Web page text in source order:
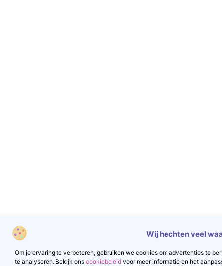
Wij hechten veel
Om je ervaring te verbeteren, gebruiken we cookies om advertenties te
te analyseren. Bekijk ons cookiebeleid voor meer informatie en het